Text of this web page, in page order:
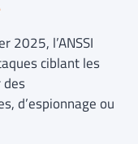
2025, l’ANSSI
ciblant les
des
d’espionnage ou